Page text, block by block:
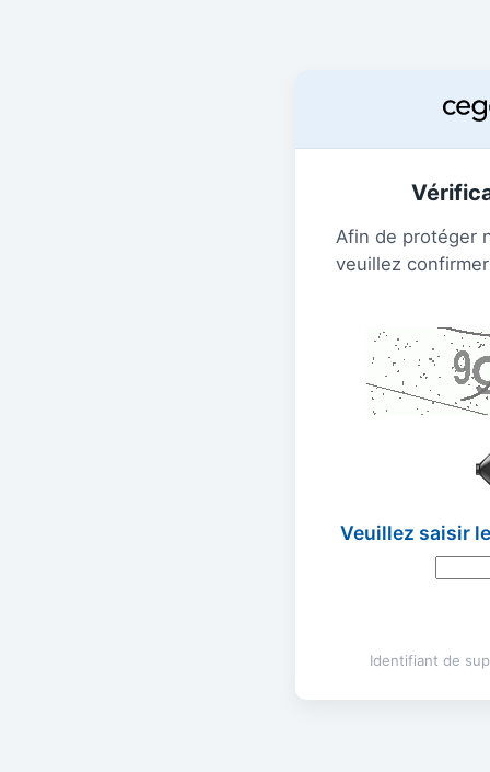
Afin de protéger
veuillez
Veuillez saisir
Identifiant de